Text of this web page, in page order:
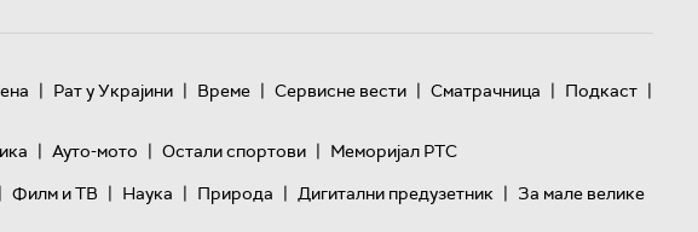
| Рат у Украјини | Време | Сервисне вести | Сматрачница | Подкаст |
| Ауто-мото | Остали спортови | Меморијал РТС
| Филм и ТВ | Наука | Природа | Дигитални предузетник | За мале велике